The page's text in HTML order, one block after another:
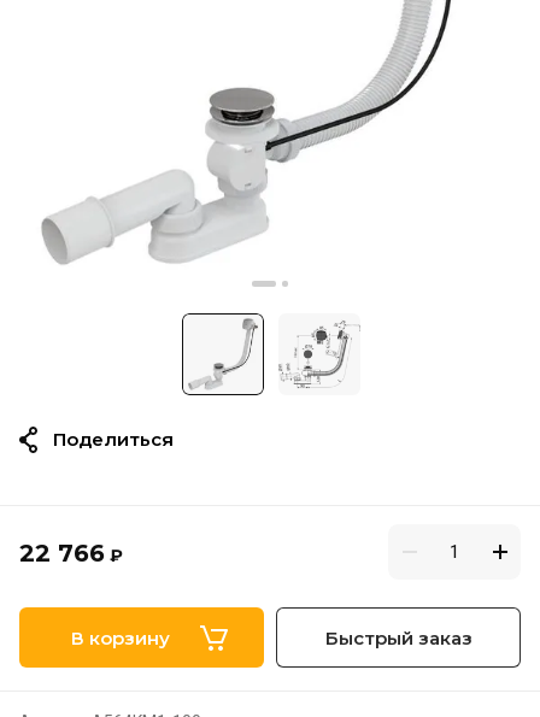
22 766 ₽
В корзину Быстрый заказ
Поделиться